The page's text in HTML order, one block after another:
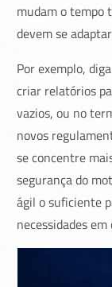
mudam o tempo
devem se
Por exemplo,
criar relatórios
vazios, ou no
novos
se concentre
segurança do
ágil o suficiente
necessidades